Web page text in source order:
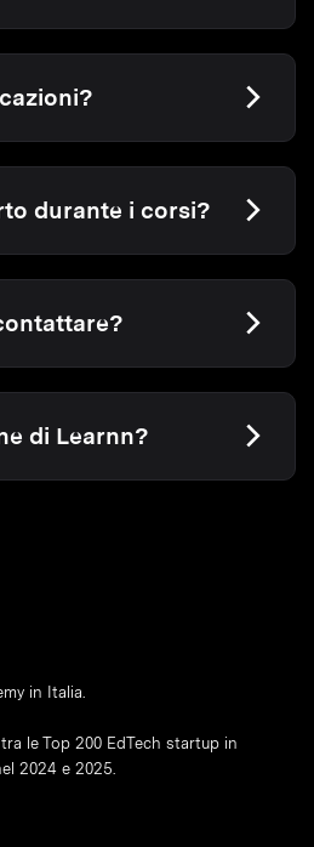
durante i corsi?
di Learnn?
in Italia.
le Top 200 EdTech startup in
2024 e 2025.